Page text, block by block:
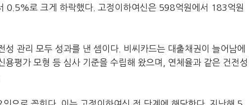
0.5%로 크게 하락했다. 고정이하여신은 598억원에서 183억원
관리 모두 성과를 낸 셈이다. 비씨카드는 대출채권이 늘어남에
용평가 모형 등 심사 기준을 수립해 왔으며, 연체율과 같은 건전성